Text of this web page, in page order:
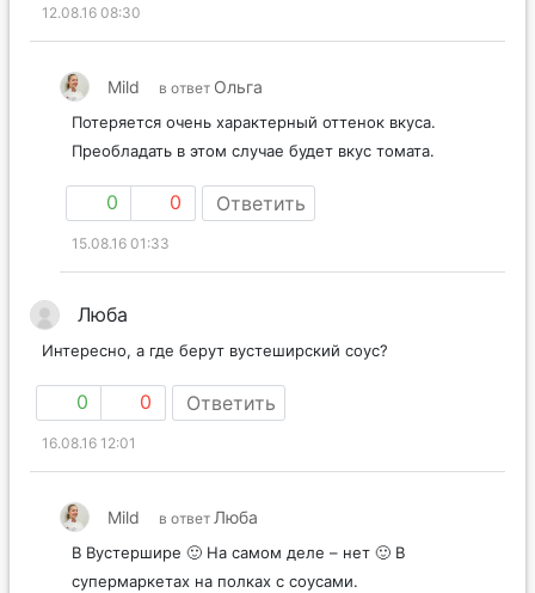
12.08.16 08:30
Mild в ответ Ольга
Потеряется очень характерный оттенок вкуса.
Преобладать в этом случае будет вкус томата.
0 0 Ответить
15.08.16 01:33
Люба
Интересно, а где берут вустеширский соус?
0 0 Ответить
16.08.16 12:01
Mild в ответ Люба
В Вустершире 🙂 На самом деле – нет 🙂 В
супермаркетах на полках с соусами.